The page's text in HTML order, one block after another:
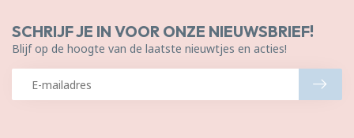
SCHRIJF JE IN VOOR ONZE NIEUWSBRIEF!
Blijf op de hoogte van de laatste nieuwtjes en acties!